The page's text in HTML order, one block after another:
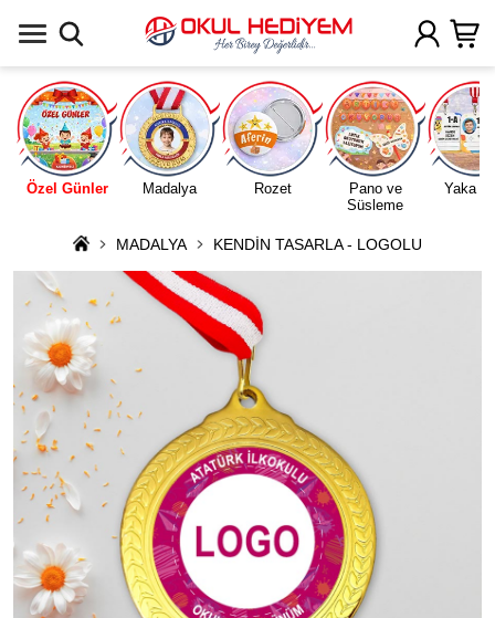
Özel Günler Madalya Rozet
Pano ve
Süsleme
Yaka
MADALYA KENDİN TASARLA - LOGOLU
Uygulamada Aç